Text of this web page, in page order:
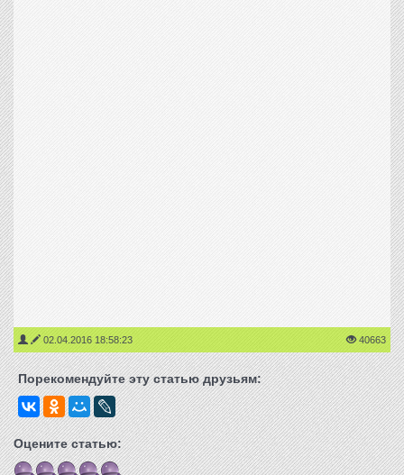
02.04.2016 18:58:23 40663
Порекомендуйте эту статью друзьям:
Оцените статью: